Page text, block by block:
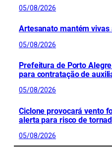
05/08/2026
Artesanato mantém vivas
05/08/2026
Prefeitura de Porto
para contratação de
05/08/2026
Ciclone provocará vento
alerta para risco de
05/08/2026